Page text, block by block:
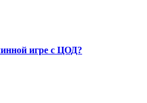
игре с ЦОД?